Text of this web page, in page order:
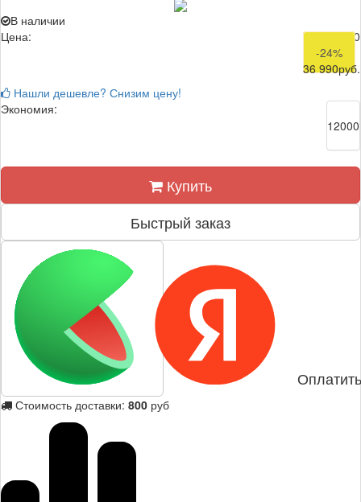
В наличии
Цена:
48 990
-24%
36 990руб.
Нашли дешевле? Снизим цену!
Экономия:
12000
Купить
Быстрый заказ
Стоимость доставки: 800 руб